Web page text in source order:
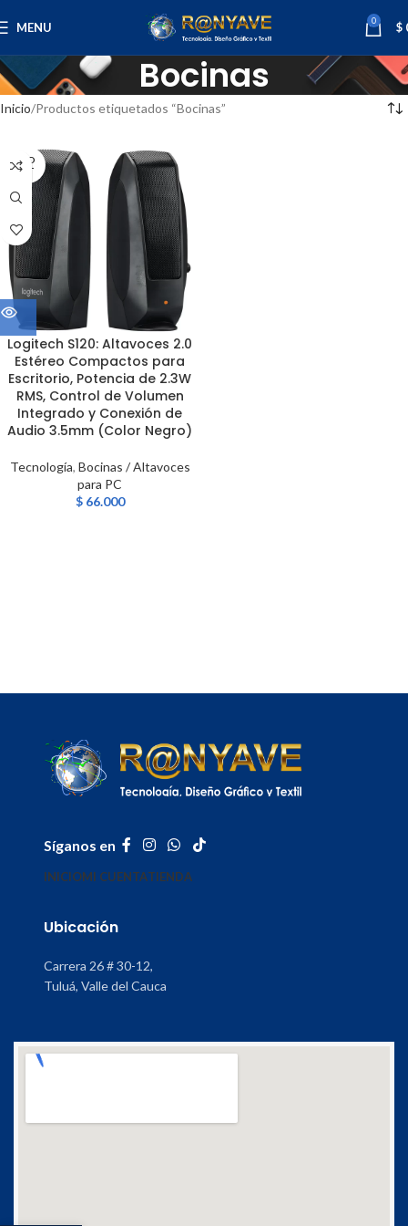
MENU 0 $
Bocinas
Inicio Productos etiquetados “Bocinas”
SOLD
OUT
Logitech S120: Altavoces 2.0
Estéreo Compactos para
Escritorio, Potencia de 2.3W
RMS, Control de Volumen
Integrado y Conexión de
Audio 3.5mm (Color Negro)
Tecnología, Bocinas / Altavoces
para PC
$66.000
Síganos en
INICIOMI CUENTATIENDA
Ubicación
Carrera 26 # 30-12,
Tuluá, Valle del Cauca